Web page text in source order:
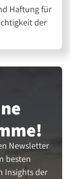
Haftung für
der
Newsletter
besten
Insights der